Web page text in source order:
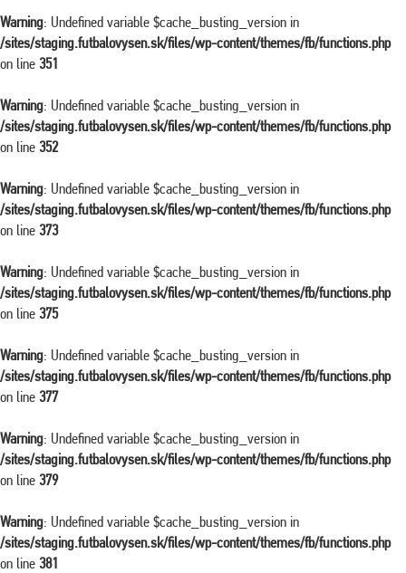
Warning: Undefined variable $cache_busting_version in
/sites/staging.futbalovysen.sk/files/wp-content/themes/fb/functions.php
on line 351
Warning: Undefined variable $cache_busting_version in
/sites/staging.futbalovysen.sk/files/wp-content/themes/fb/functions.php
on line 352
Warning: Undefined variable $cache_busting_version in
/sites/staging.futbalovysen.sk/files/wp-content/themes/fb/functions.php
on line 373
Warning: Undefined variable $cache_busting_version in
/sites/staging.futbalovysen.sk/files/wp-content/themes/fb/functions.php
on line 375
Warning: Undefined variable $cache_busting_version in
/sites/staging.futbalovysen.sk/files/wp-content/themes/fb/functions.php
on line 377
Warning: Undefined variable $cache_busting_version in
/sites/staging.futbalovysen.sk/files/wp-content/themes/fb/functions.php
on line 379
Warning: Undefined variable $cache_busting_version in
/sites/staging.futbalovysen.sk/files/wp-content/themes/fb/functions.php
on line 381